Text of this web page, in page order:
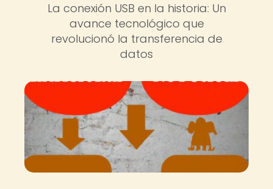
La conexión USB en la historia: Un
avance tecnológico que
revolucionó la transferencia de
datos